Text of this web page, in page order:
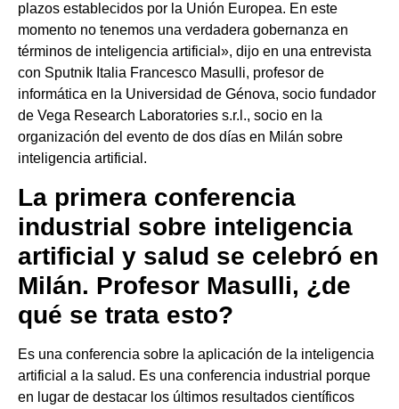
plazos establecidos por la Unión Europea. En este
momento no tenemos una verdadera gobernanza en
términos de inteligencia artificial», dijo en una entrevista
con Sputnik Italia Francesco Masulli, profesor de
informática en la Universidad de Génova, socio fundador
de Vega Research Laboratories s.r.l., socio en la
organización del evento de dos días en Milán sobre
inteligencia artificial.
La primera conferencia
industrial sobre inteligencia
artificial y salud se celebró en
Milán. Profesor Masulli, ¿de
qué se trata esto?
Es una conferencia sobre la aplicación de la inteligencia
artificial a la salud. Es una conferencia industrial porque
en lugar de destacar los últimos resultados científicos